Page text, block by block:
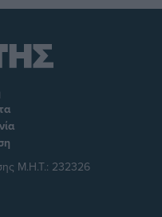
Μ.Η.Τ.: 232326